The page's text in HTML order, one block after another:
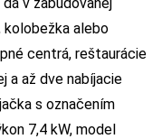
alebo
centrá, reštaurácie
a až dve nabíjacie
s označením
7,4 kW, model